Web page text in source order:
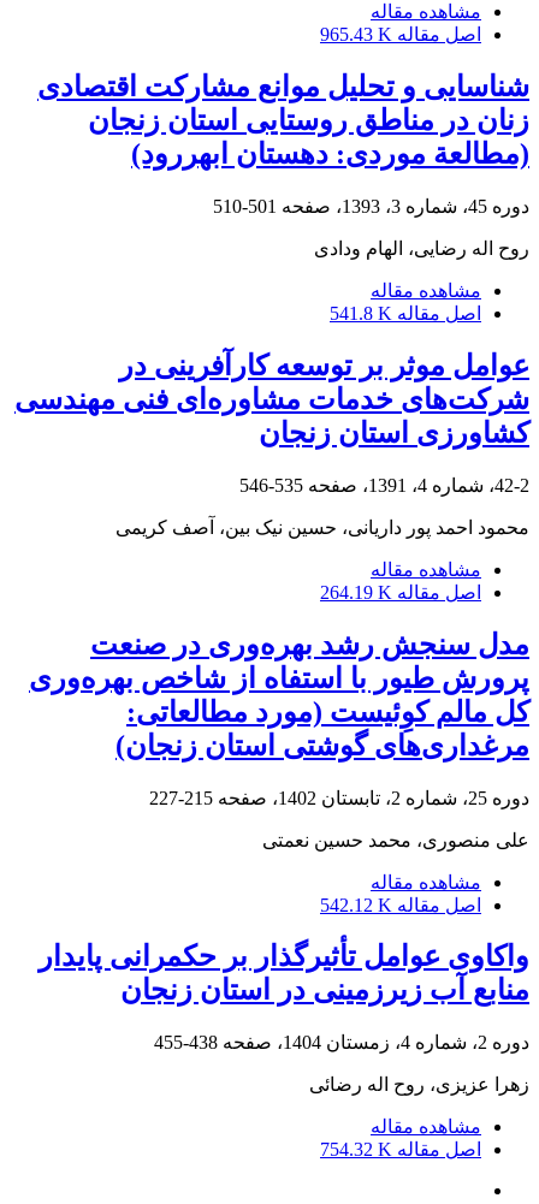
مشاهده مقاله
اصل مقاله 965.43 K
شناسایی و تحلیل موانع مشارکت اقتصادی
زنان در مناطق روستایی استان زنجان
(مطالعة موردی: دهستان ابهررود)
دوره 45، شماره 3، 1393، صفحه 501-510
روح اله رضایی، الهام ودادی
مشاهده مقاله
اصل مقاله 541.8 K
عوامل موثر بر توسعه کارآفرینی در
شرکت‌های خدمات مشاوره‌ای فنی مهندسی
کشاورزی استان زنجان
42-2، شماره 4، 1391، صفحه 535-546
محمود احمد پور داریانی، حسین نیک بین، آصف کریمی
مشاهده مقاله
اصل مقاله 264.19 K
مدل سنجش رشد بهره‌وری در صنعت
پرورش طیور با استفاه از شاخص بهره‌وری
کل مالم کوِئیست (مورد مطالعاتی:
مرغداری‌های گوشتی استان زنجان)
دوره 25، شماره 2، تابستان 1402، صفحه 215-227
علی منصوری، محمد حسین نعمتی
مشاهده مقاله
اصل مقاله 542.12 K
واکاوی عوامل تأثیرگذار بر حکمرانی پایدار
منابع آب زیرزمینی در استان زنجان
دوره 2، شماره 4، زمستان 1404، صفحه 438-455
زهرا عزیزی، روح اله رضائی
مشاهده مقاله
اصل مقاله 754.32 K